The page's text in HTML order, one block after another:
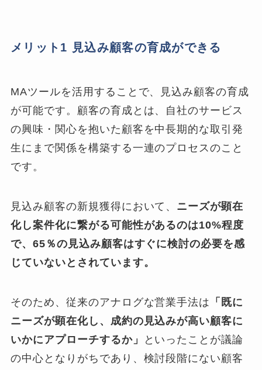
メリット1 見込み顧客の育成ができる
MAツールを活用することで、見込み顧客の育成
が可能です。 顧客の育成とは、自社のサービス
の興味・関心を抱いた顧客を中長期的な取引発
生にまで関係を構築する一連のプロセスのこと
です。
見込み顧客の新規獲得において、 ニーズが顕在
化し案件化に繋がる可能性があるのは10%程度
で、65％の見込み顧客はすぐに検討の必要を感
じていないとされています。
そのため、従来のアナログな営業手法は 「既に
ニーズが顕在化し、成約の見込みが高い顧客に
いかにアプローチするか」
といったことが議論
の中心となりがちであり、検討段階にない顧客